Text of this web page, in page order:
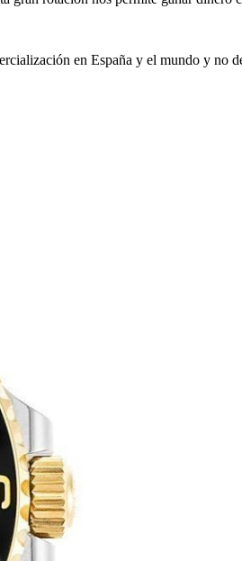
en España y el mundo y no